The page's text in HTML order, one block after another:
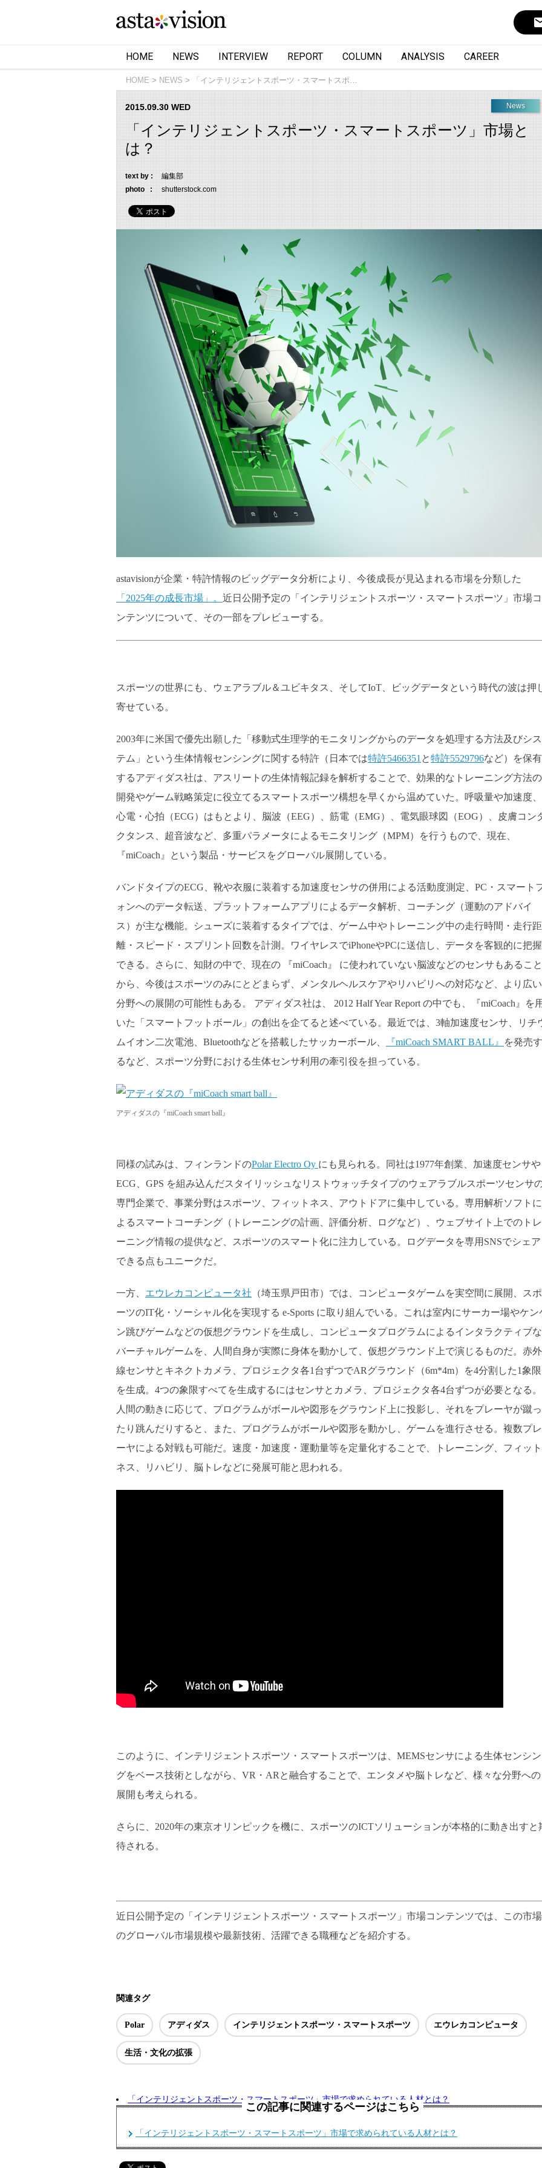
HOME NEWS INTERVIEW REPORT COLUMN ANALYSIS CAREER
HOME NEWS 「インテリジェントスポーツ・スマートスポ…
News
2015.09.30 WED
「インテリジェントスポーツ・スマートスポーツ」市場と
は？
text by :
編集部
photo :
shutterstock.com
astavisionが企業・特許情報のビッグデータ分析により、今後成長が見込まれる市場を分類した
「2025年の成長市場」。 近日公開予定の「インテリジェントスポーツ・スマートスポーツ」市場コ
ンテンツについて、その一部をプレビューする。
スポーツの世界にも、ウェアラブル＆ユビキタス、そしてIoT、ビッグデータという時代の波は押
寄せている。
2003年に米国で優先出願した「移動式生理学的モニタリングからのデータを処理する方法及びシス
テム」という生体情報センシングに関する特許（日本では特許5466351 と特許5529796など）を保有
するアディダス社は、アスリートの生体情報記録を解析することで、効果的なトレーニング方法の
開発やゲーム戦略策定に役立てるスマートスポーツ構想を早くから温めていた。呼吸量や加速度、
心電・心拍（ECG）はもとより、脳波（EEG）、筋電（EMG）、電気眼球図（EOG）、皮膚コン
クタンス、超音波など、多重パラメータによるモニタリング（MPM）を行うもので、現在、
『miCoach』という製品・サービスをグローバル展開している。
バンドタイプのECG、靴や衣服に装着する加速度センサの併用による活動度測定、PC・スマート
ォンへのデータ転送、プラットフォームアプリによるデータ解析、コーチング（運動のアドバイ
ス）が主な機能。シューズに装着するタイプでは、ゲーム中やトレーニング中の走行時間・走行距
離・スピード・スプリント回数を計測。ワイヤレスでiPhoneやPCに送信し、データを客観的に把握
できる。さらに、知財の中で、現在の 『miCoach』 に使われていない脳波などのセンサもあること
から、今後はスポーツのみにとどまらず、メンタルヘルスケアやリハビリへの対応など、より広い
分野への展開の可能性もある。 アディダス社は、 2012 Half Year Report の中でも、『miCoach』を
いた「スマートフットボール」の創出を企てると述べている。最近では、3軸加速度センサ、リチ
ムイオン二次電池、Bluetoothなどを搭載したサッカーボール、
『miCoach SMART BALL』
を発売す
るなど、スポーツ分野における生体センサ利用の牽引役を担っている。
アディダスの『miCoach smart ball』
同様の試みは、フィンランドのPolar Electro Oy にも見られる。同社は1977年創業、加速度センサや
ECG、GPS を組み込んだスタイリッシュなリストウォッチタイプのウェアラブルスポーツセンサ
専門企業で、事業分野はスポーツ、フィットネス、アウトドアに集中している。専用解析ソフトに
よるスマートコーチング（トレーニングの計画、評価分析、ログなど）、ウェブサイト上でのトレ
ーニング情報の提供など、スポーツのスマート化に注力している。ログデータを専用SNSでシェア
できる点もユニークだ。
一方、 エウレカコンピュータ社 （埼玉県戸田市）では、コンピュータゲームを実空間に展開、スポ
ーツのIT化・ソーシャル化を実現する e-Sports に取り組んでいる。これは室内にサーカー場やケン
ン跳びゲームなどの仮想グラウンドを生成し、コンピュータプログラムによるインタラクティブな
バーチャルゲームを、人間自身が実際に身体を動かして、仮想グラウンド上で演じるものだ。赤外
線センサとキネクトカメラ、プロジェクタ各1台ずつでARグラウンド（6m*4m）を4分割した1象限
を生成。4つの象限すべてを生成するにはセンサとカメラ、プロジェクタ各4台ずつが必要となる。
人間の動きに応じて、プログラムがボールや図形をグラウンド上に投影し、それをプレーヤが蹴っ
たり跳んだりすると、また、プログラムがボールや図形を動かし、ゲームを進行させる。複数プレ
ーヤによる対戦も可能だ。速度・加速度・運動量等を定量化することで、トレーニング、フィット
ネス、リハビリ、脳トレなどに発展可能と思われる。
このように、インテリジェントスポーツ・スマートスポーツは、MEMSセンサによる生体センシン
グをベース技術としながら、VR・ARと融合することで、エンタメや脳トレなど、様々な分野への
展開も考えられる。
さらに、2020年の東京オリンピックを機に、スポーツのICTソリューションが本格的に動き出すと
待される。
近日公開予定の「インテリジェントスポーツ・スマートスポーツ」市場コンテンツでは、この市場
のグローバル市場規模や最新技術、活躍できる職種などを紹介する。
関連タグ
Polar アディダス インテリジェントスポーツ・スマートスポーツ エウレカコンピュータ
生活・文化の拡張
「インテリジェントスポーツ・スマートスポーツ」市場で求められている人材とは？
この記事に関連するページはこちら
「インテリジェントスポーツ・スマートスポーツ」市場で求められている人材とは？